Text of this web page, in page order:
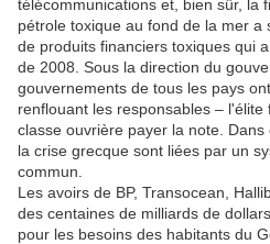
télécommunications et, bien sûr, la
pétrole toxique au fond de la mer a
de produits financiers toxiques qui
de 2008. Sous la direction du
gouvernements de tous les pays
renflouant les responsables –
classe ouvrière payer la note.
la crise grecque sont liées par un
commun.
Les avoirs de BP, Transocean,
des centaines de milliards de
pour les besoins des habitants du